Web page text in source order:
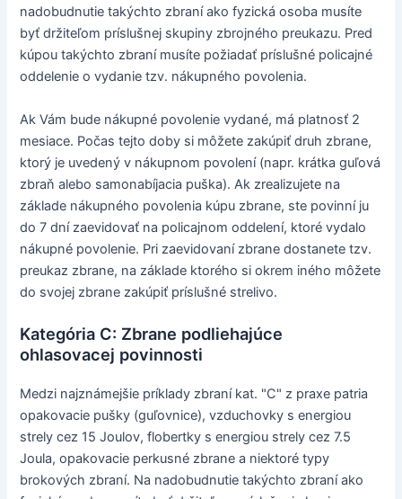
nadobudnutie takýchto zbraní ako fyzická osoba musíte
byť držiteľom príslušnej skupiny zbrojného preukazu. Pred
kúpou takýchto zbraní musíte požiadať príslušné policajné
oddelenie o vydanie tzv. nákupného povolenia.
Ak Vám bude nákupné povolenie vydané, má platnosť 2
mesiace. Počas tejto doby si môžete zakúpiť druh zbrane,
ktorý je uvedený v nákupnom povolení (napr. krátka guľová
zbraň alebo samonabíjacia puška). Ak zrealizujete na
základe nákupného povolenia kúpu zbrane, ste povinní ju
do 7 dní zaevidovať na policajnom oddelení, ktoré vydalo
nákupné povolenie. Pri zaevidovaní zbrane dostanete tzv.
preukaz zbrane, na základe ktorého si okrem iného môžete
do svojej zbrane zakúpiť príslušné strelivo.
Kategória C: Zbrane podliehajúce
ohlasovacej povinnosti
Medzi najznámejšie príklady zbraní kat. "C" z praxe patria
opakovacie pušky (guľovnice), vzduchovky s energiou
strely cez 15 Joulov, flobertky s energiou strely cez 7.5
Joula, opakovacie perkusné zbrane a niektoré typy
brokových zbraní. Na nadobudnutie takýchto zbraní ako